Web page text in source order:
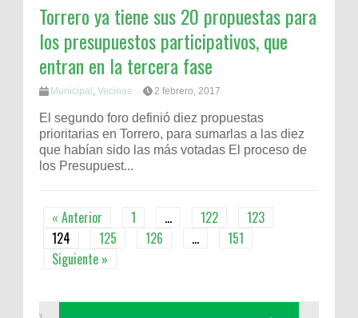
Torrero ya tiene sus 20 propuestas para
los presupuestos participativos, que
entran en la tercera fase
Municipal Vecinos 2 febrero, 2017
El segundo foro definió diez propuestas
prioritarias en Torrero, para sumarlas a las diez
que habían sido las más votadas El proceso de
los Presupuest...
« Anterior 1 … 122
123
124
125 126 …
151
Siguiente »